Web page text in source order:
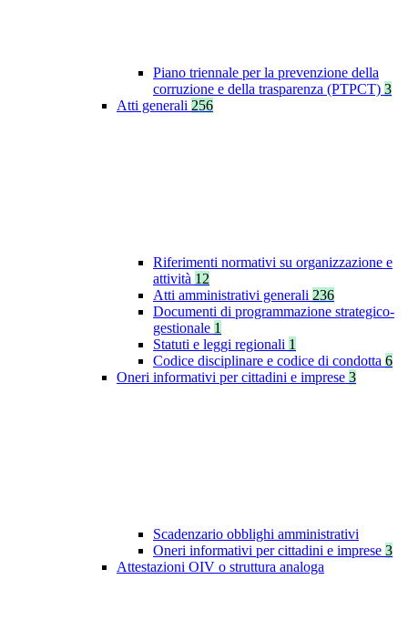
Piano triennale per la prevenzione della
corruzione e della trasparenza (PTPCT) 3
Atti generali 256
Riferimenti normativi su organizzazione e
attività 12
Atti amministrativi generali 236
Documenti di programmazione strategico-
gestionale 1
Statuti e leggi regionali 1
Codice disciplinare e codice di condotta 6
Oneri informativi per cittadini e imprese 3
Scadenzario obblighi amministrativi
Oneri informativi per cittadini e imprese 3
Attestazioni OIV o struttura analoga